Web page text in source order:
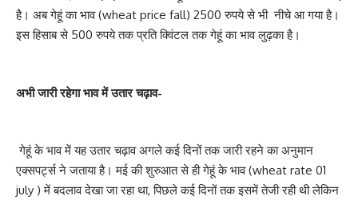
है। अब गेहूं का भाव (wheat price fall) 2500 रुपये से भी नीचे आ गया है।
इस हिसाब से 500 रुपये तक प्रति क्विंटल तक गेहूं का भाव लुढ़का है।
अभी जारी रहेगा भाव में उतार चढ़ाव-
गेहूं के भाव में यह उतार चढ़ाव अगले कई दिनों तक जारी रहने का अनुमान
एक्सपर्ट्स ने जताया है। मई की शुरुआत से ही गेहूं के भाव (wheat rate 01
july ) में बदलाव देखा जा रहा था, पिछले कई दिनों तक इसमें तेजी रही थी लेकिन